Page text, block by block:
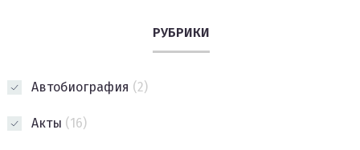
РУБРИКИ
Автобиография (2)
Акты (16)